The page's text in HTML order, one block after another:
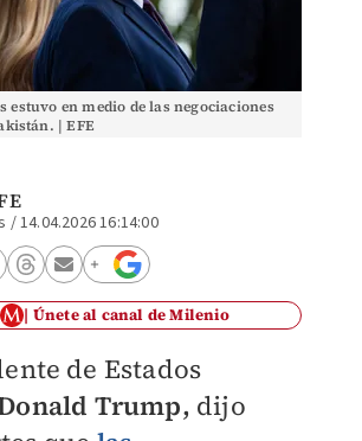
estuvo en medio de las negociaciones
| EFE
/14.04.2026 16:14:00
Únete al canal de Milenio
de Estados
Trump, dijo